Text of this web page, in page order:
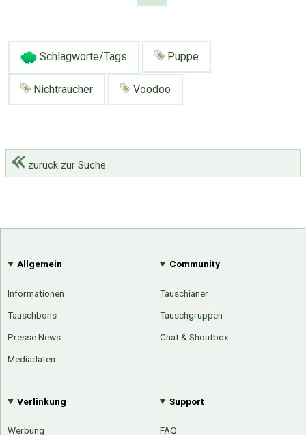
Schlagworte/Tags Puppe
Nichtraucher Voodoo
zurück zur Suche
Allgemein
Informationen
Tauschbons
Presse News
Mediadaten
Community
Tauschianer
Tauschgruppen
Chat & Shoutbox
Verlinkung
Werbung
Support
FAQ